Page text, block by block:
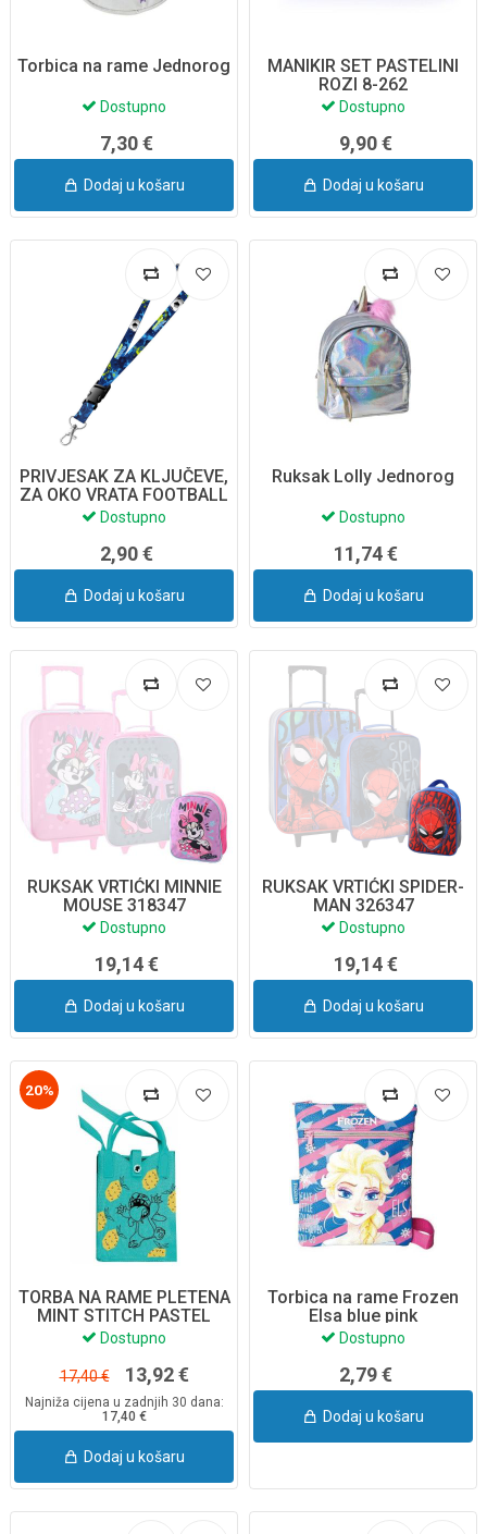
Torbica na rame Jednorog
Dostupno
7,30 €
Dodaj u košaru
MANIKIR SET PASTELINI
ROZI 8-262
Dostupno
9,90 €
Dodaj u košaru
PRIVJESAK ZA KLJUČEVE,
ZA OKO VRATA FOOTBALL
6-71126NN
Dostupno
2,90 €
Dodaj u košaru
Ruksak Lolly Jednorog
Dostupno
11,74 €
Dodaj u košaru
RUKSAK VRTIĆKI MINNIE
MOUSE 318347
Dostupno
19,14 €
Dodaj u košaru
RUKSAK VRTIĆKI SPIDER-
MAN 326347
Dostupno
19,14 €
Dodaj u košaru
20%
TORBA NA RAME PLETENA
MINT STITCH PASTEL
F147640
Dostupno
17,40 € 13,92 €
Najniža cijena u zadnjih 30 dana:
17,40 €
Dodaj u košaru
Torbica na rame Frozen
Elsa blue pink
Dostupno
2,79 €
Dodaj u košaru